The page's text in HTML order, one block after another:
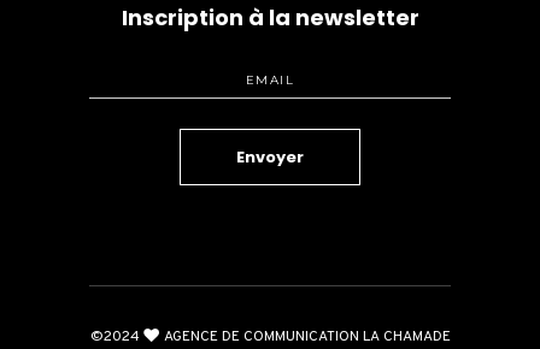
Inscription à la newsletter
©2024 AGENCE DE COMMUNICATION LA CHAMADE